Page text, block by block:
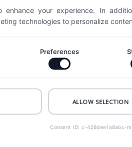
elsőként
enhance your experience. In
technologies to personalize
Preferences
ALLOW SELECTION
Consent ID: c-426dee1a8abc-